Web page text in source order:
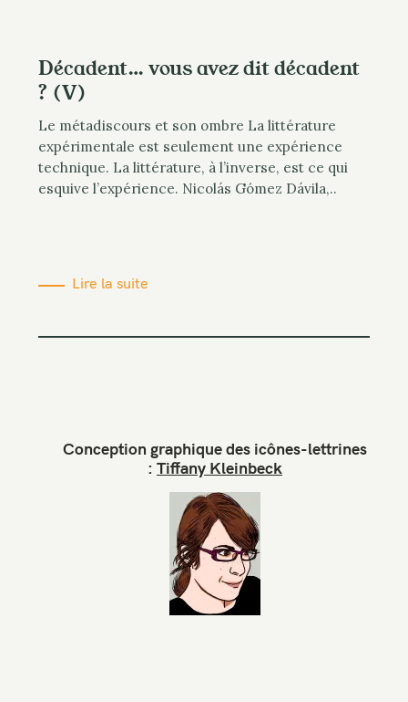
Décadent… vous avez dit décadent
? (V)
Le métadiscours et son ombre La littérature
expérimentale est seulement une expérience
technique. La littérature, à l’inverse, est ce qui
esquive l’expérience. Nicolás Gómez Dávila,..
Lire la suite
Conception graphique des icônes-lettrines
: Tiffany Kleinbeck